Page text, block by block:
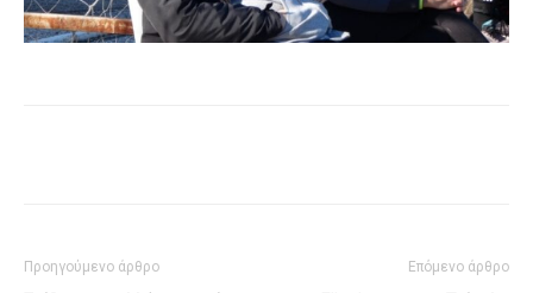
Προηγούμενο άρθρο Επόμενο άρθρο